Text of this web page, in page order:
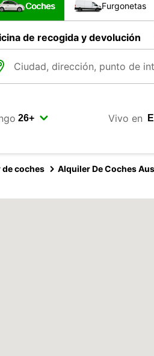
Coches Furgonetas
de recogida y devolución
Vivo en
coches Alquiler De Coches